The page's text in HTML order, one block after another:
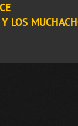
LOS